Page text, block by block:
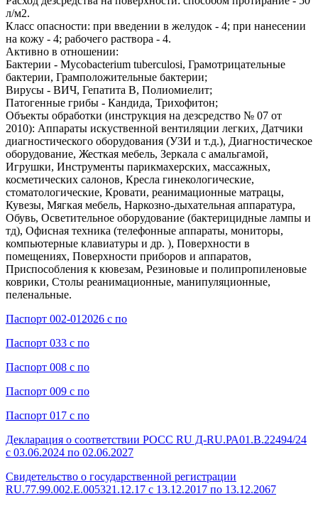
л/м2.
Класс опасности: при введении в желудок - 4; при нанесении
на кожу - 4; рабочего раствора - 4.
Активно в отношении:
Бактерии - Mycobacterium tuberculosi, Грамотрицательные
бактерии, Грамположительные бактерии;
Вирусы - ВИЧ, Гепатита В, Полиомиелит;
Патогенные грибы - Кандида, Трихофитон;
Объекты обработки (инструкция на дезсредство № 07 от
2010): Аппараты искуственной вентиляции легких, Датчики
диагностического оборудования (УЗИ и т.д.), Диагностическое
оборудование, Жесткая мебель, Зеркала с амальгамой,
Игрушки, Инструменты парикмахерских, массажных,
косметических салонов, Кресла гинекологические,
стоматологические, Кровати, реанимационные матрацы,
Кувезы, Мягкая мебель, Наркозно-дыхательная аппаратура,
Обувь, Осветительное оборудование (бактерицидные лампы и
тд), Офисная техника (телефонные аппараты, мониторы,
компьютерные клавиатуры и др. ), Поверхности в
помещениях, Поверхности приборов и аппаратов,
Приспособления к кювезам, Резиновые и полипропиленовые
коврики, Столы реанимационные, манипуляционные,
пеленальные.
Паспорт 002-012026 с по
Паспорт 033 с по
Паспорт 008 с по
Паспорт 009 с по
Паспорт 017 с по
Декларация о соответствии РОСС RU Д-RU.РА01.В.22494/24
с 03.06.2024 по 02.06.2027
Свидетельство о государственной регистрации
RU.77.99.002.Е.005321.12.17 с 13.12.2017 по 13.12.2067